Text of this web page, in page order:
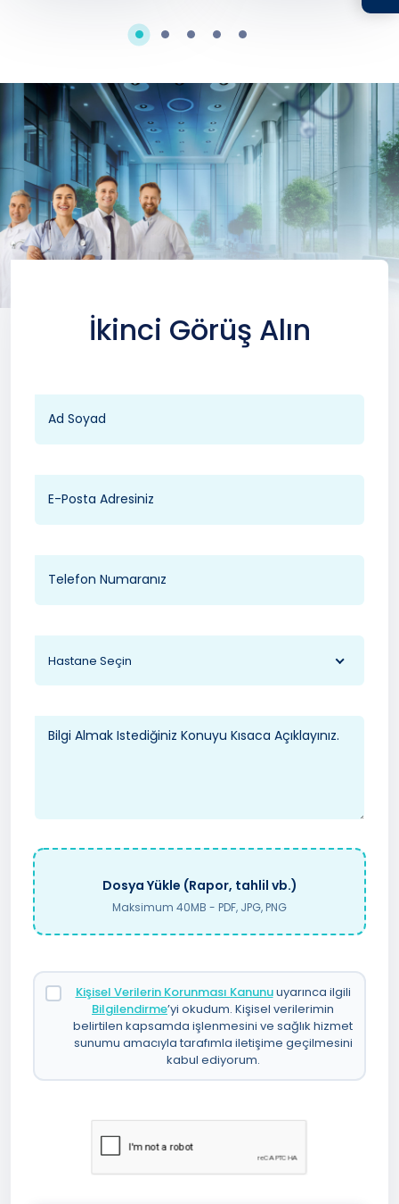
İkinci Görüş Alın
Hastane Seçin
Dosya Yükle (Rapor, tahlil vb.)
Maksimum 40MB - PDF, JPG, PNG
Kişisel Verilerin Korunması Kanunuuyarınca ilgili
Bilgilendirme’yi okudum. Kişisel verilerimin
belirtilen kapsamda işlenmesini ve sağlık hizmet
sunumu amacıyla tarafımla iletişime geçilmesini
kabul ediyorum.